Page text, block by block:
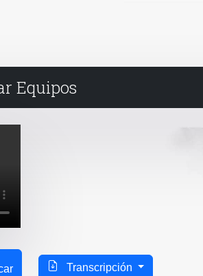
Equipos
Transcripción